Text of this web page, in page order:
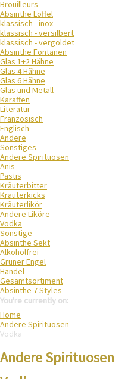
Brouilleurs
Absinthe Löffel
klassisch - inox
klassisch - versilbert
klassisch - vergoldet
Absinthe Fontänen
Glas 1+2 Hähne
Glas 4 Hähne
Glas 6 Hähne
Glas und Metall
Karaffen
Literatur
Französisch
Englisch
Andere
Sonstiges
Andere Spirituosen
Anis
Pastis
Kräuterbitter
Kräuterkicks
Kräuterlikör
Andere Liköre
Vodka
Sonstige
Absinthe Sekt
Alkoholfrei
Grüner Engel
Handel
Gesamtsortiment
Absinthe 7 Styles
You're currently on:
Home
Andere Spirituosen
Vodka
Andere Spirituosen